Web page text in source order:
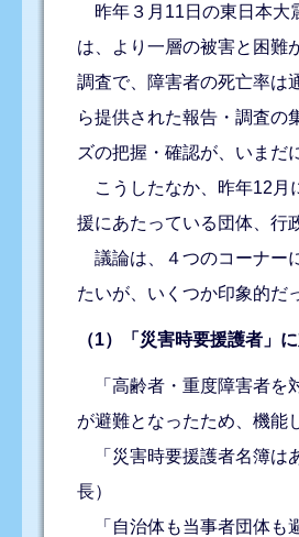
昨年３月11日の東日本大
は、より一層の被害と困難
調査で、障害者の死亡率は
ら提供された報告・調査の
ズの把握・確認が、いまだ
こうしたなか、昨年12月
援にあたっている団体、行
議論は、４つのコーナー
たいが、いくつか印象的だ
（1）「災害時要援護者」
「高齢者・重度障害者を
が避難となったため、機能
「災害時要援護者名簿は
長）
「自治体も当事者団体も